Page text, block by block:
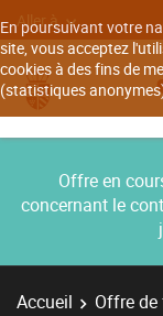
En poursuivant votre
site, vous acceptez
cookies à des fins de
(statistiques
Aller à
Offre en
concernant le
Accueil Offre